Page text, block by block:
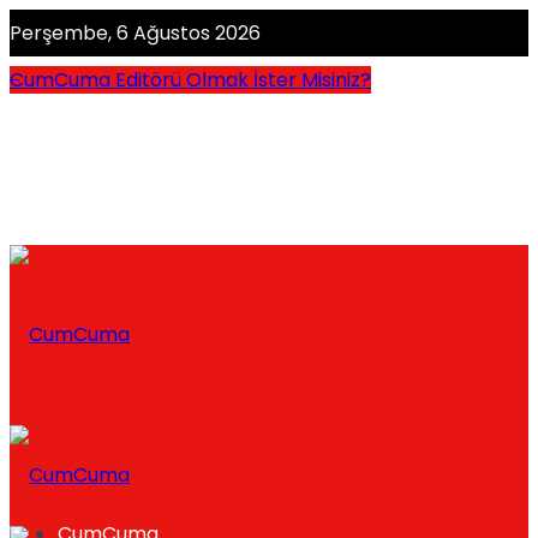
Perşembe, 6 Ağustos 2026
CumCuma Editörü Olmak İster Misiniz?